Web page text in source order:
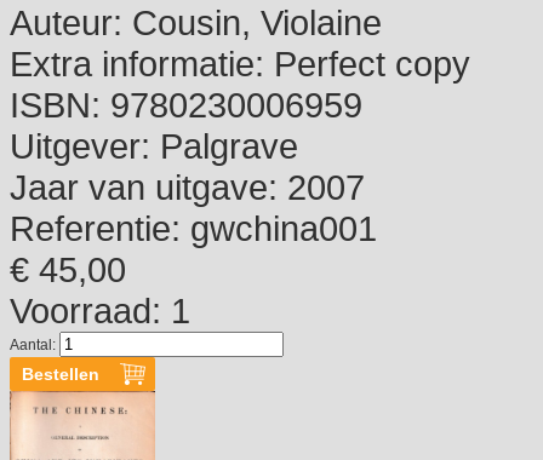
Auteur: Cousin, Violaine
Extra informatie: Perfect copy
ISBN: 9780230006959
Uitgever: Palgrave
Jaar van uitgave: 2007
Referentie: gwchina001
€ 45,00
Voorraad: 1
Aantal: